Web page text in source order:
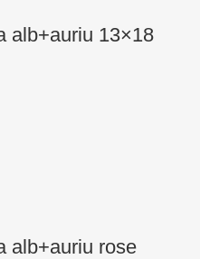
alb+auriu 13×18
alb+auriu rose